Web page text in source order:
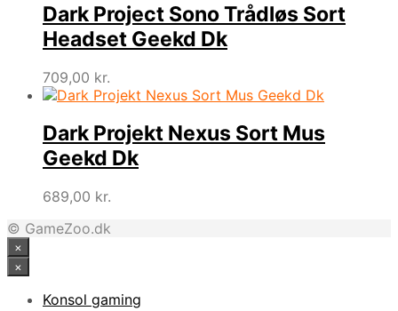
Dark Project Sono Trådløs Sort
Headset Geekd Dk
709,00 kr.
Dark Projekt Nexus Sort Mus
Geekd Dk
689,00 kr.
© GameZoo.dk
×
×
Konsol gaming